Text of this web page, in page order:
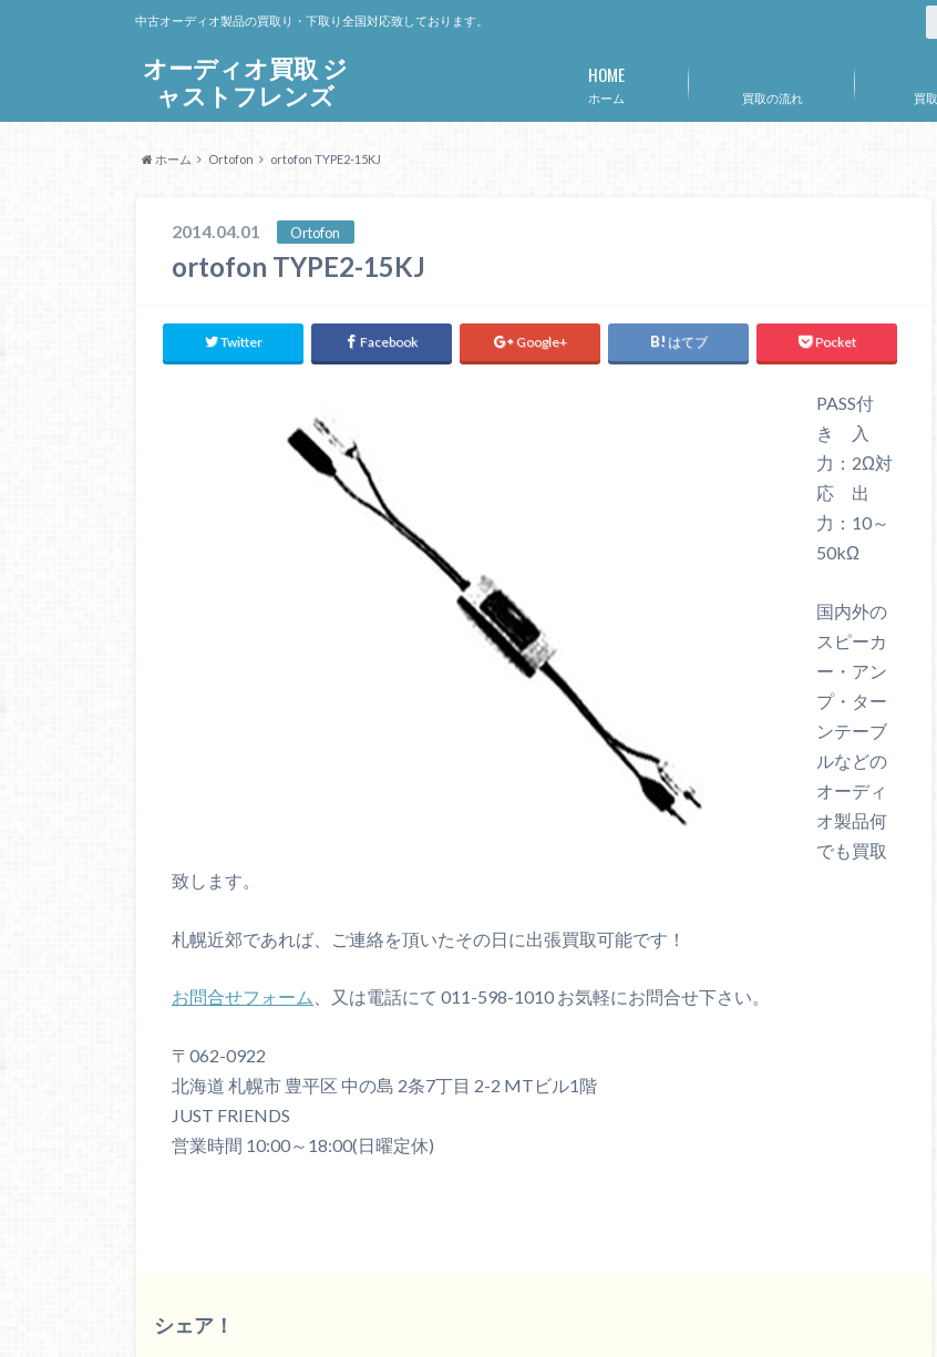
オーディオ買取 ジ
ャストフレンズ
中古オーディオ製品の買取り・下取り全国対応致しております。
ホーム
HOME
買取の流れ 買
ホーム Ortofon ortofon TYPE2-15KJ
2014.04.01 Ortofon
ortofon TYPE2-15KJ
Twitter Facebook Google+ はてブ Pocket
PASS付
き 入
力：2Ω対
応 出
力：10～
50kΩ
国内外の
スピーカ
ー・アン
プ・ター
ンテーブ
ルなどの
オーディ
オ製品何
でも買取
致します。
札幌近郊であれば、ご連絡を頂いたその日に出張買取可能です！
お問合せフォーム 、又は電話にて 011-598-1010 お気軽にお問合せ下さい。
〒062-0922
北海道 札幌市 豊平区 中の島 2条7丁目 2-2 MTビル1階
JUST FRIENDS
営業時間 10:00～18:00(日曜定休)
シェア！